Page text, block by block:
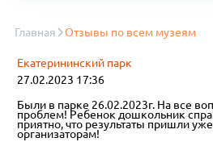
Главная Отзывы по всем музеям
Екатерининский парк
27.02.2023 17:36
Были в парке 26.02.2023г. На все
проблем! Ребенок дошкольник
приятно, что результаты пришли
организаторам!